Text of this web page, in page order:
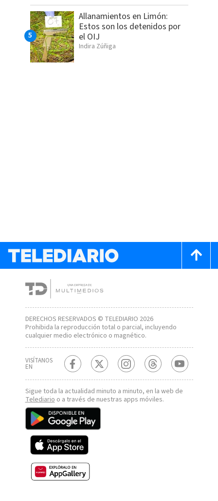
Allanamientos en Limón:
Estos son los detenidos por
el OIJ
Indira Zúñiga
DERECHOS RESERVADOS © TELEDIARIO 2026
Prohibida la reproducción total o parcial, incluyendo
cualquier medio electrónico o magnético.
VISÍTANOS
EN
Sigue toda la actualidad minuto a minuto, en la web de
Telediarioo a través de nuestras apps móviles.